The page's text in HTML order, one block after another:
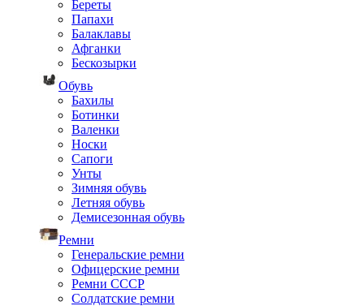
Береты
Папахи
Балаклавы
Афганки
Бескозырки
Обувь
Бахилы
Ботинки
Валенки
Носки
Сапоги
Унты
Зимняя обувь
Летняя обувь
Демисезонная обувь
Ремни
Генеральские ремни
Офицерские ремни
Ремни СССР
Солдатские ремни